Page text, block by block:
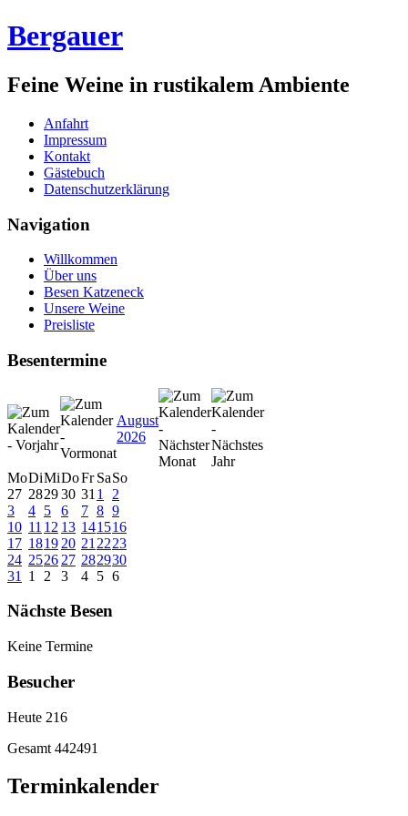
Bergauer
Feine Weine in rustikalem Ambiente
Anfahrt
Impressum
Kontakt
Gästebuch
Datenschutzerklärung
Navigation
Willkommen
Über uns
Besen Katzeneck
Unsere Weine
Preisliste
Besentermine
August
2026
MoDiMiDoFr SaSo
27 282930 31 1
2
3
4 5 6 7 8 9
10 11 12 13 141516
17 1819 20 21 2223
24 2526 27 282930
31
1 2 3 4 5 6
Nächste Besen
Keine Termine
Besucher
Heute 216
Gesamt 442491
Terminkalender